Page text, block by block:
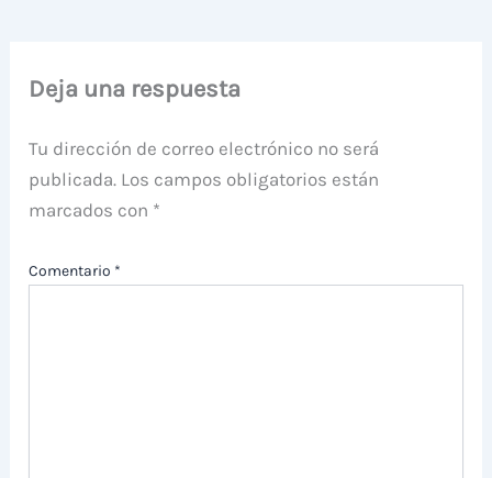
Deja una respuesta
Tu dirección de correo electrónico no será
publicada. Los campos obligatorios están
marcados con *
Comentario *